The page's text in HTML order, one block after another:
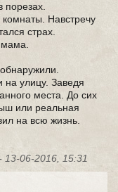
порезах.
Навстречу
страх.
улицу. Заведя
места. До сих
или реальная
на всю жизнь.
13-06-2016, 15:31